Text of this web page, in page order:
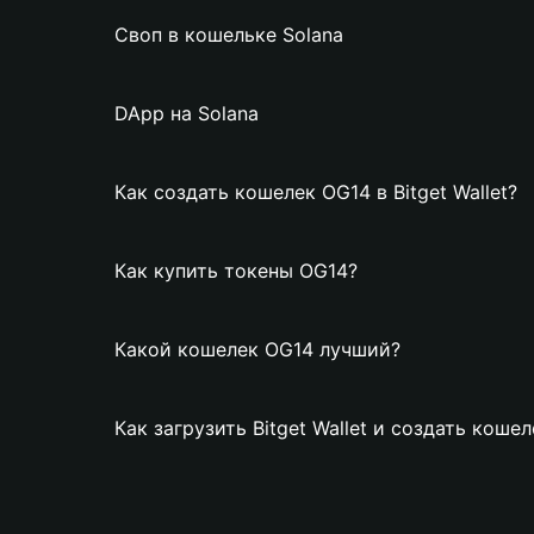
Своп в кошельке Solana
DApp на Solana
Как создать кошелек OG14 в Bitget Wallet?
Как купить токены OG14?
Какой кошелек OG14 лучший?
Как загрузить Bitget Wallet и создать